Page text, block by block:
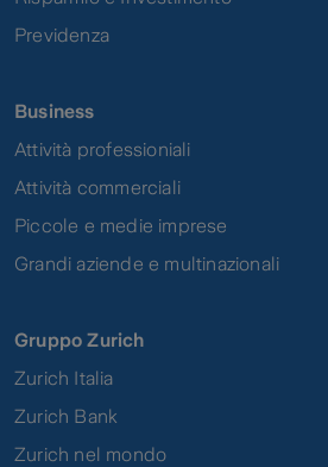
Previdenza
Business
Attività professioniali
Attività commerciali
Piccole e medie imprese
Grandi aziende e multinazionali
Gruppo Zurich
Zurich Italia
Zurich Bank
Zurich nel mondo